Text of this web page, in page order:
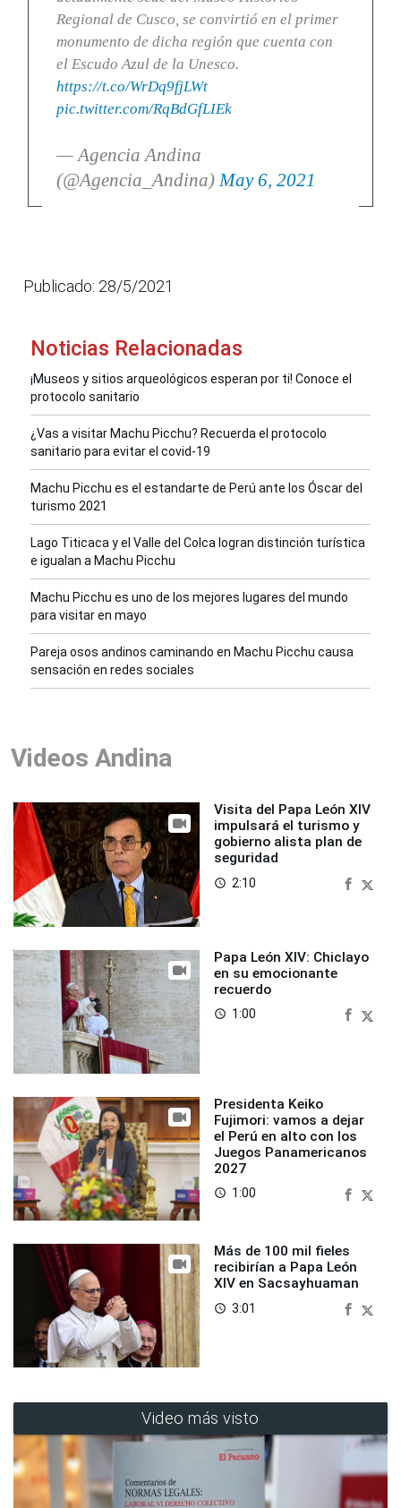
Regional de Cusco, se convirtió en el primer
monumento de dicha región que cuenta con
el Escudo Azul de la Unesco.
https://t.co/WrDq9fjLWt
pic.twitter.com/RqBdGfLIEk
— Agencia Andina
(@Agencia_Andina)May 6, 2021
Publicado: 28/5/2021
Noticias Relacionadas
¡Museos y sitios arqueológicos esperan por ti! Conoce el
protocolo sanitario
¿Vas a visitar Machu Picchu? Recuerda el protocolo
sanitario para evitar el covid-19
Machu Picchu es el estandarte de Perú ante los Óscar del
turismo 2021
Lago Titicaca y el Valle del Colca logran distinción turística
e igualan a Machu Picchu
Machu Picchu es uno de los mejores lugares del mundo
para visitar en mayo
Pareja osos andinos caminando en Machu Picchu causa
sensación en redes sociales
Videos Andina
Visita del Papa León XIV
impulsará el turismo y
gobierno alista plan de
seguridad
access_time 2:10
Papa León XIV: Chiclayo
en su emocionante
recuerdo
access_time 1:00
Presidenta Keiko
Fujimori: vamos a dejar
el Perú en alto con los
Juegos Panamericanos
2027
access_time 1:00
Más de 100 mil fieles
recibirían a Papa León
XIV en Sacsayhuaman
access_time 3:01
Video más visto